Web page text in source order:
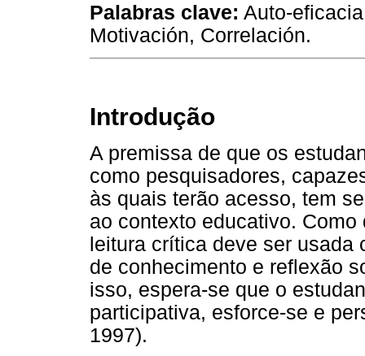
Palabras clave: Auto-
Motivación, Correlación.
Introdução
A premissa de que os
como pesquisadores,
às quais terão acesso, tem
ao contexto educativo.
leitura crítica deve ser usada
de conhecimento e reflexão
isso, espera-se que o
participativa, esforce-se e
1997).